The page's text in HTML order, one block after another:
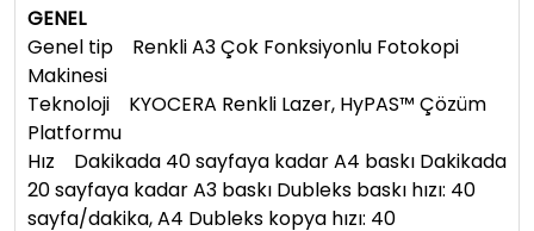
GENEL
Genel tip Renkli A3 Çok Fonksiyonlu Fotokopi
Makinesi
Teknoloji KYOCERA Renkli Lazer, HyPAS™ Çözüm
Platformu
Hız Dakikada 40 sayfaya kadar A4 baskı Dakikada
20 sayfaya kadar A3 baskı Dubleks baskı hızı: 40
sayfa/dakika, A4 Dubleks kopya hızı: 40